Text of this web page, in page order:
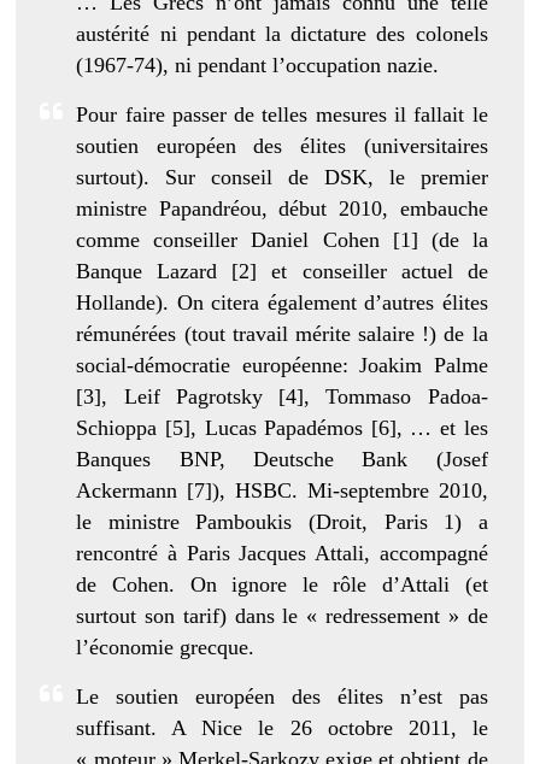
austérité ni pendant la dictature des colonels
(1967-74), ni pendant l’occupation nazie.
Pour faire passer de telles mesures il fallait le
soutien européen des élites (universitaires
surtout). Sur conseil de DSK, le premier
ministre Papandréou, début 2010, embauche
comme conseiller Daniel Cohen [1] (de la
Banque Lazard [2] et conseiller actuel de
Hollande). On citera également d’autres élites
rémunérées (tout travail mérite salaire !) de la
social-démocratie européenne: Joakim Palme
[3], Leif Pagrotsky [4], Tommaso Padoa-
Schioppa [5], Lucas Papadémos [6], … et les
Banques BNP, Deutsche Bank (Josef
Ackermann [7]), HSBC. Mi-septembre 2010,
le ministre Pamboukis (Droit, Paris 1) a
rencontré à Paris Jacques Attali, accompagné
de Cohen. On ignore le rôle d’Attali (et
surtout son tarif) dans le « redressement » de
l’économie grecque.
Le soutien européen des élites n’est pas
suffisant. A Nice le 26 octobre 2011, le
« moteur » Merkel-Sarkozy exige et obtient de